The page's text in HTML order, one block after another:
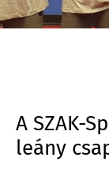
A SZAK-
leány